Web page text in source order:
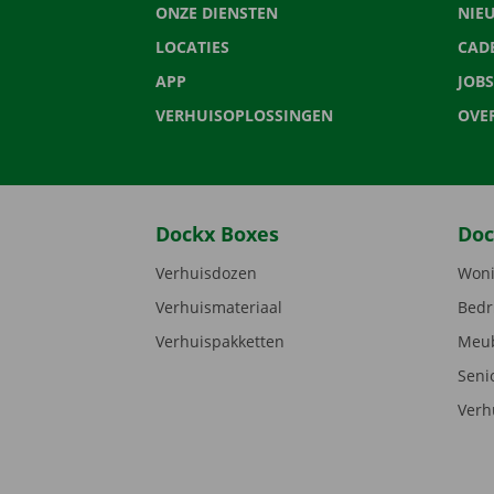
ONZE DIENSTEN
LOCATIES
APP
VERHUISOPLOSSINGEN
JOBS
Dockx Boxes
Verhuisdozen
Verhuismateriaal
Verhuispakketten